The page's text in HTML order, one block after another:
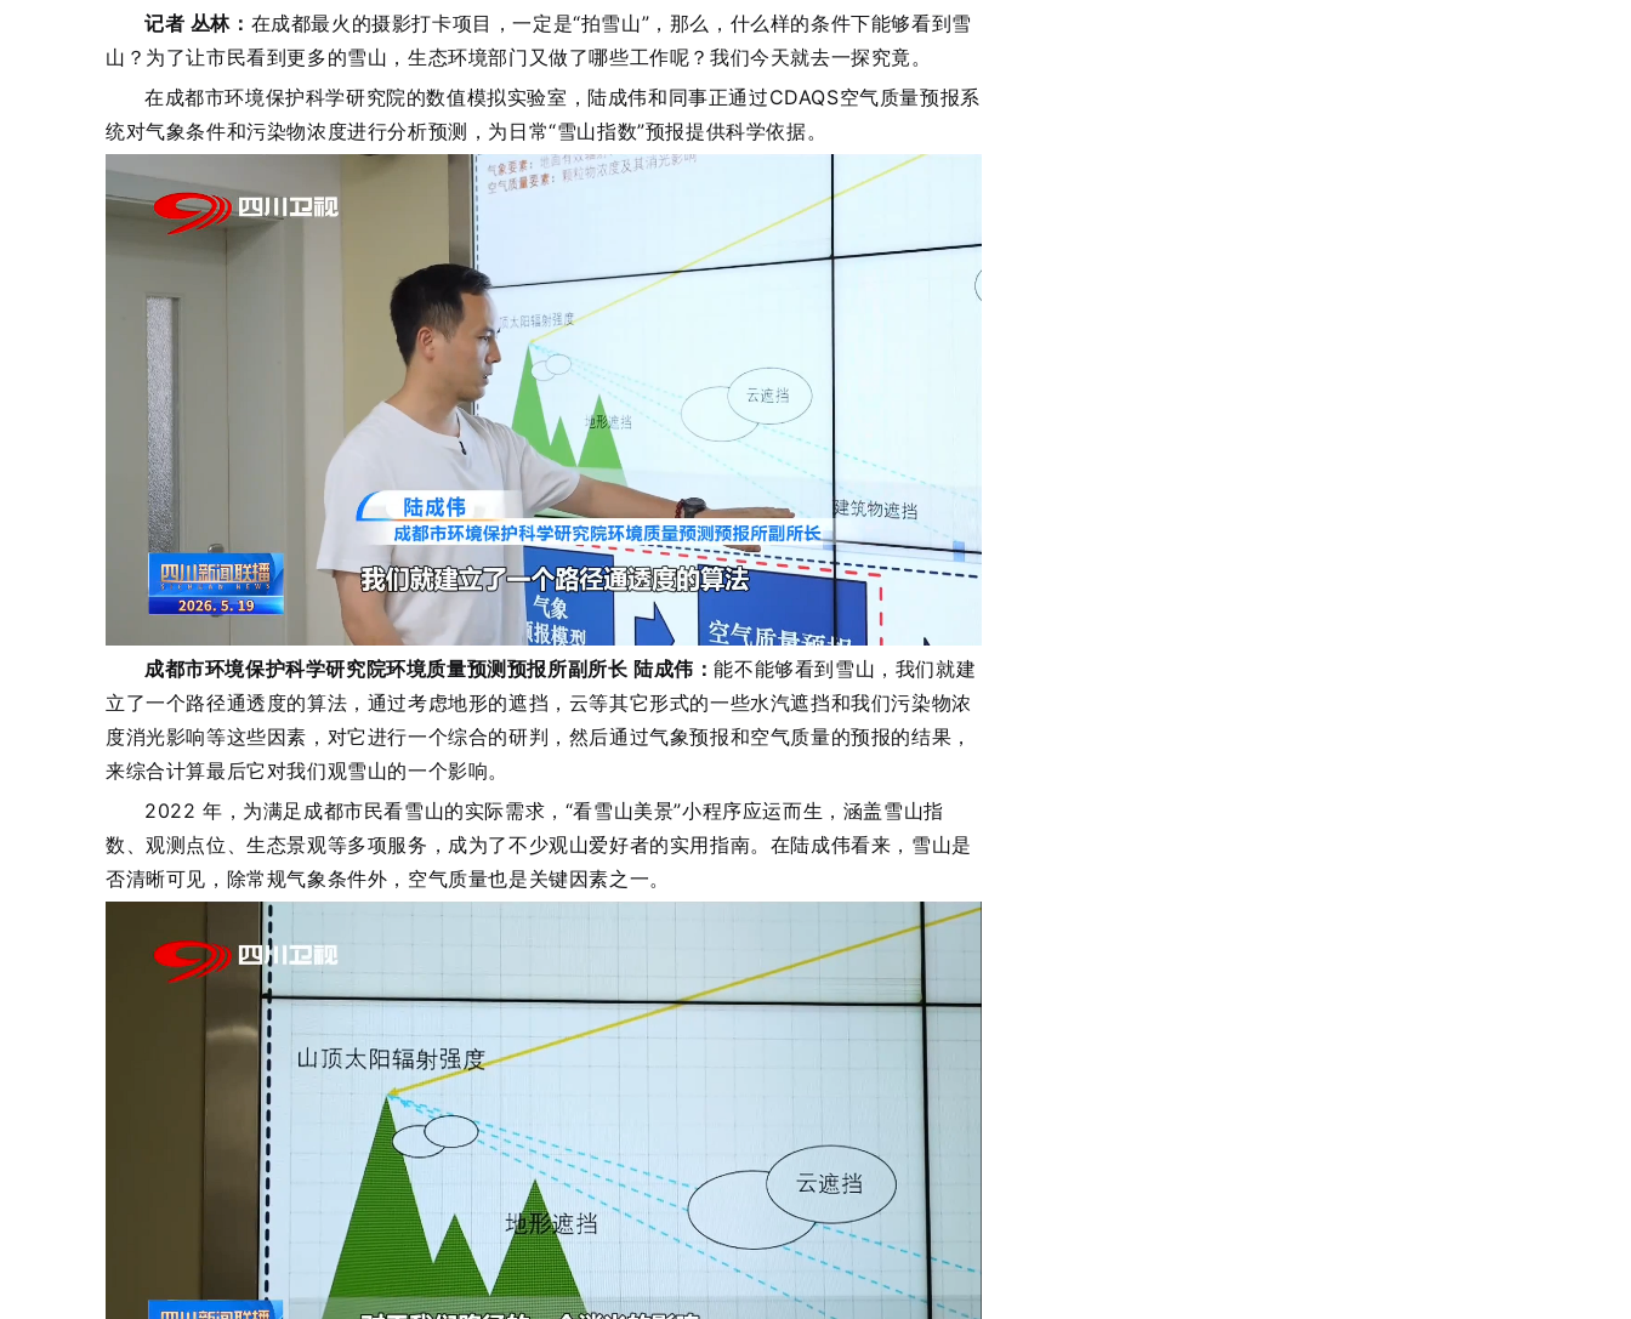
记者 丛林： 在成都最火的摄影打卡项目，一定是“拍雪山”，那么，什么样的条件下能够看到雪
山？为了让市民看到更多的雪山，生态环境部门又做了哪些工作呢？我们今天就去一探究竟。
在成都市环境保护科学研究院的数值模拟实验室，陆成伟和同事正通过CDAQS空气质量预报系
统对气象条件和污染物浓度进行分析预测，为日常“雪山指数”预报提供科学依据。
成都市环境保护科学研究院环境质量预测预报所副所长 陆成伟：能不能够看到雪山，我们就建
立了一个路径通透度的算法，通过考虑地形的遮挡，云等其它形式的一些水汽遮挡和我们污染物浓
度消光影响等这些因素，对它进行一个综合的研判，然后通过气象预报和空气质量的预报的结果，
来综合计算最后它对我们观雪山的一个影响。
2022 年，为满足成都市民看雪山的实际需求，“看雪山美景”小程序应运而生，涵盖雪山指
数、观测点位、生态景观等多项服务，成为了不少观山爱好者的实用指南。在陆成伟看来，雪山是
否清晰可见，除常规气象条件外，空气质量也是关键因素之一。